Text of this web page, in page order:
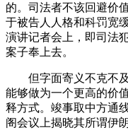
的。司法者不该回避价
于被告人人格和科罚宽
演讲记者会上，即司法
案子奉上去。
但字面寄义不克不及
能够做为一个更高的价
释方式。竣事取中方通
阁会议上揭晓其所谓伊